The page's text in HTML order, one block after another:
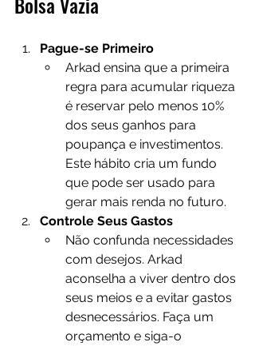
Pague-se Primeiro
Arkad ensina que a primeira
regra para acumular riqueza
é reservar pelo menos 10%
dos seus ganhos para
poupança e investimentos.
Este hábito cria um fundo
que pode ser usado para
gerar mais renda no futuro.
Controle Seus Gastos
Não confunda necessidades
com desejos. Arkad
aconselha a viver dentro dos
seus meios e a evitar gastos
desnecessários. Faça um
orçamento e siga-o